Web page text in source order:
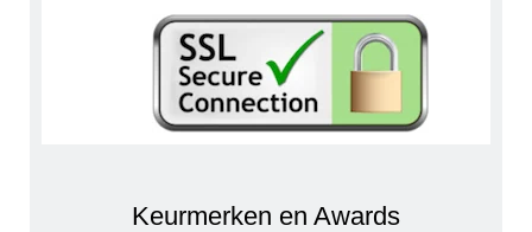
Keurmerken en Awards